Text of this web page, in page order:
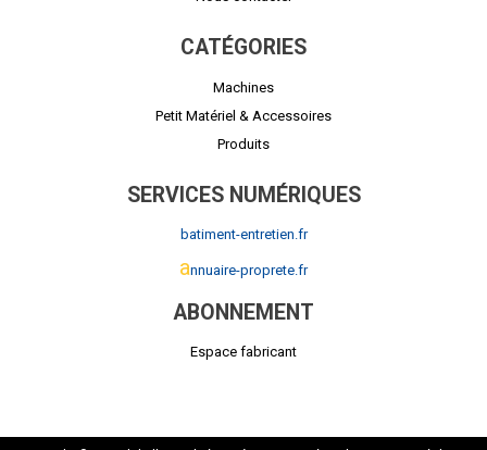
CATÉGORIES
Machines
Petit Matériel & Accessoires
Produits
SERVICES NUMÉRIQUES
batiment-entretien.fr
annuaire-proprete.fr
ABONNEMENT
Espace fabricant